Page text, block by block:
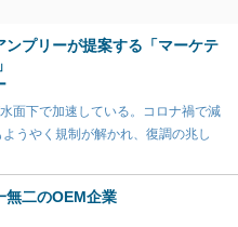
ンプリーが提案する「マーケテ
面下で加速している。コロナ禍で減
うやく規制が解かれ、復調の兆し
無二のOEM企業